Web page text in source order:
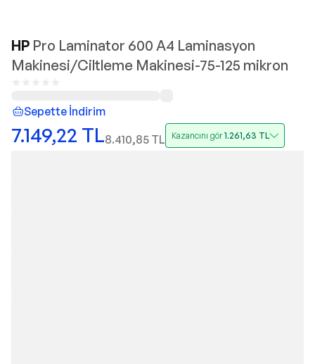
HP Pro Laminator 600 A4 Laminasyon
Makinesi/Ciltleme Makinesi-75-125 mikron
Sepette İndirim
7.149,22 TL8.410,85 TL Kazancını gör1.261,63 TL